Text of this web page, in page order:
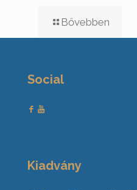
Bővebben
Social
Kiadvány